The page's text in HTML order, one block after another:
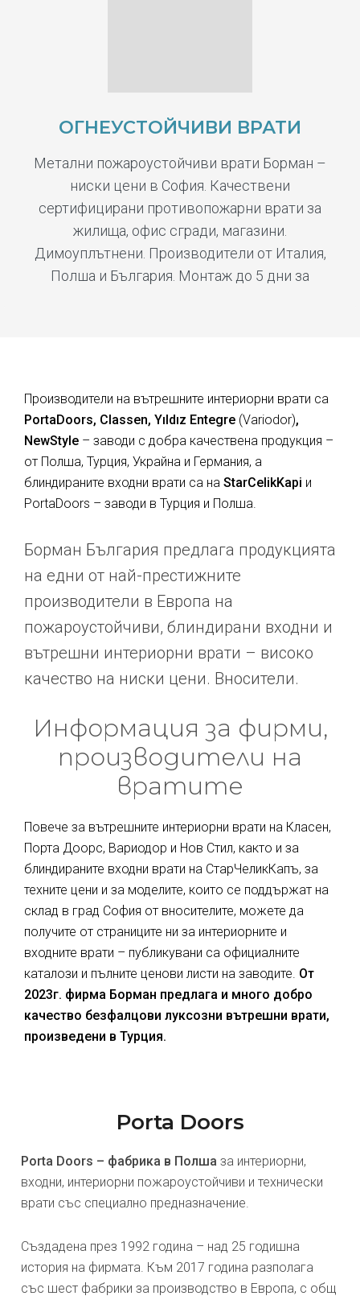
ОГНЕУСТОЙЧИВИ ВРАТИ
Метални пожароустойчиви врати Борман –
ниски цени в София. Качествени
сертифицирани противопожарни врати за
жилища, офис сгради, магазини.
Димоуплътнени. Производители от Италия,
Полша и България. Монтаж до 5 дни за
Производители на вътрешните интериорни врати са
PortaDoors, Classen, Yıldız Entegre (Variodor),
NewStyle – заводи с добра качествена продукция –
от Полша, Турция, Украйна и Германия, а
блиндираните входни врати са на StarCelikKapi и
PortaDoors – заводи в Турция и Полша.
Борман България предлага продукцията
на едни от най-престижните
производители в Европа на
пожароустойчиви, блиндирани входни и
вътрешни интериорни врати – високо
качество на ниски цени. Вносители.
Информация за фирми,
производители на
вратите
Повече за вътрешните интериорни врати на Класен,
Порта Доорс, Вариодор и Нов Стил, както и за
блиндираните входни врати на СтарЧеликКапъ, за
техните цени и за моделите, които се поддържат на
склад в град София от вносителите, можете да
получите от страниците ни за интериорните и
входните врати – публикувани са официалните
каталози и пълните ценови листи на заводите. От
2023г. фирма Борман предлага и много добро
качество безфалцови луксозни вътрешни врати,
произведени в Турция.
Porta Doors
Porta Doors – фабрика в Полша за интериорни,
входни, интериорни пожароустойчиви и технически
врати със специално предназначение.
Създадена през 1992 година – над 25 годишна
история на фирмата. Към 2017 година разполага
със шест фабрики за производство в Европа, с общ